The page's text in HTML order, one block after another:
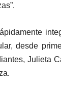
desde
Julieta